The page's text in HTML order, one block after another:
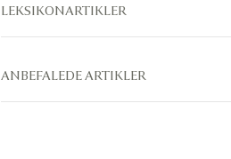
LEKSIKONARTIKLER
ANBEFALEDE ARTIKLER